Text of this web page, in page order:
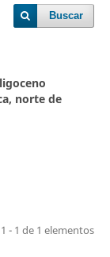
Buscar
norte de
1 - 1 de 1 elementos